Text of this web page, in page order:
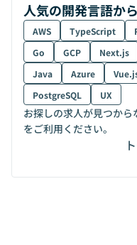
人気の開発言語か
AWS TypeScript
Go
GCP Next.js
Java
Azure
PostgreSQL
UX
お探しの求人が見つか
をご利用ください。